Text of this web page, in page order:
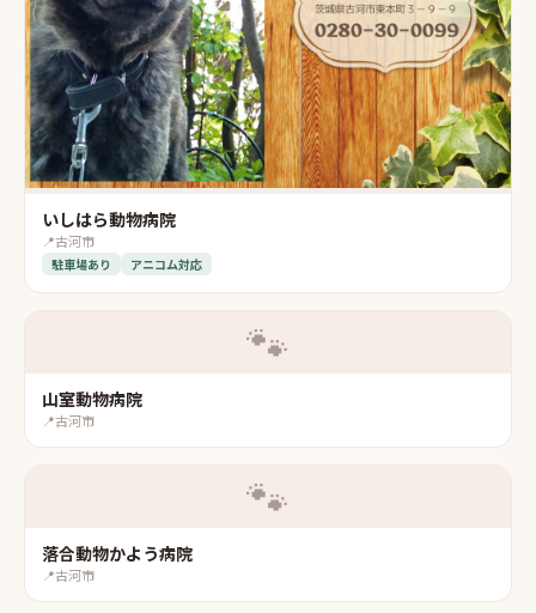
いしはら動物病院
📍古河市
駐車場あり アニコム対応
🐾
山室動物病院
📍古河市
🐾
落合動物かよう病院
📍古河市